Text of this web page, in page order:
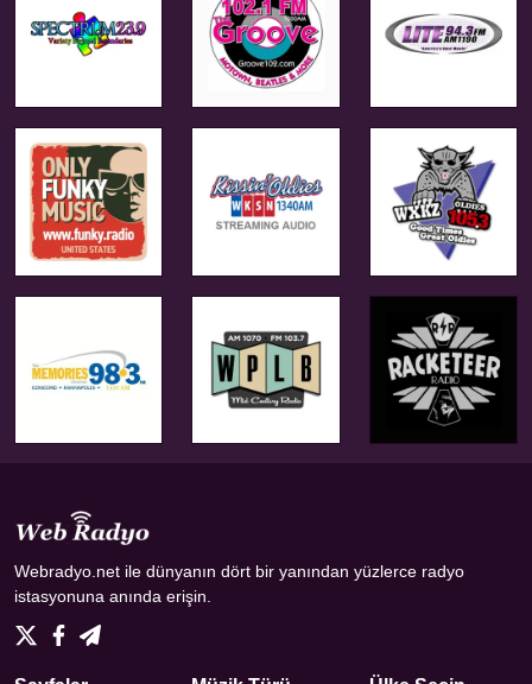
Webradyo.net ile dünyanın dört bir yanından yüzlerce radyo
istasyonuna anında erişin.